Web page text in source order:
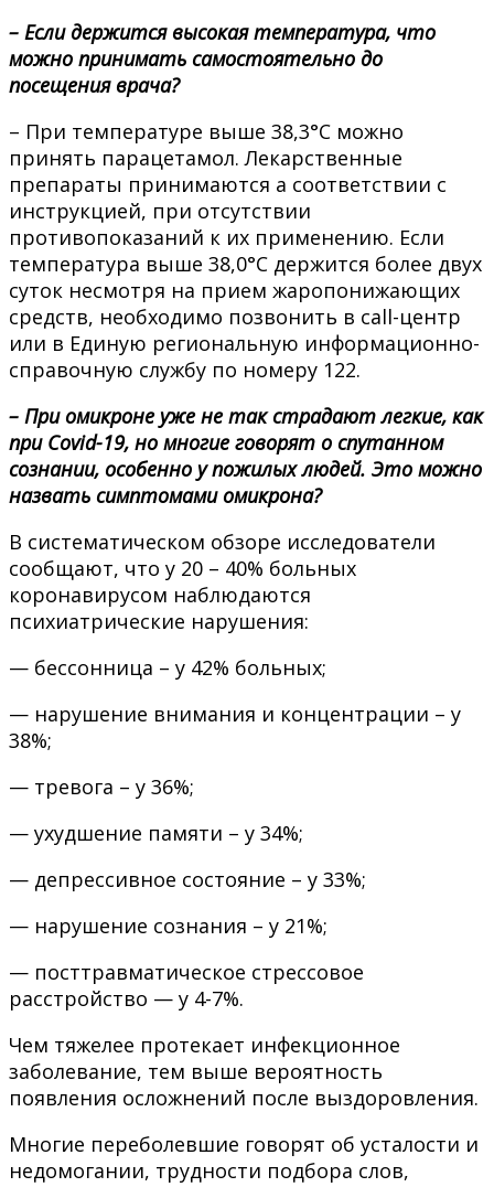
– Если держится высокая температура, что
можно принимать самостоятельно до
посещения врача?
– При температуре выше 38,3°С можно
принять парацетамол. Лекарственные
препараты принимаются а соответствии с
инструкцией, при отсутствии
противопоказаний к их применению. Если
температура выше 38,0°С держится более двух
суток несмотря на прием жаропонижающих
средств, необходимо позвонить в call-центр
или в Единую региональную информационно-
справочную службу по номеру 122.
– При омикроне уже не так страдают легкие, как
при Covid-19, но многие говорят о спутанном
сознании, особенно у пожилых людей. Это можно
назвать симптомами омикрона?
В систематическом обзоре исследователи
сообщают, что у 20 – 40% больных
коронавирусом наблюдаются
психиатрические нарушения:
— бессонница – у 42% больных;
— нарушение внимания и концентрации – у
38%;
— тревога – у 36%;
— ухудшение памяти – у 34%;
— депрессивное состояние – у 33%;
— нарушение сознания – у 21%;
— посттравматическое стрессовое
расстройство — у 4-7%.
Чем тяжелее протекает инфекционное
заболевание, тем выше вероятность
появления осложнений после выздоровления.
Многие переболевшие говорят об усталости и
недомогании, трудности подбора слов,